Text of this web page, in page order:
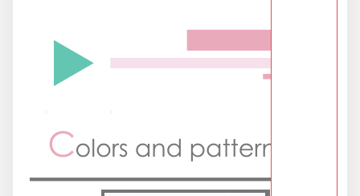
派對用品
熱銷商品-超夯小物盡在這裡